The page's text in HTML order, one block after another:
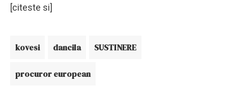
[citeste si]
kovesi dancila SUSTINERE
procuror european